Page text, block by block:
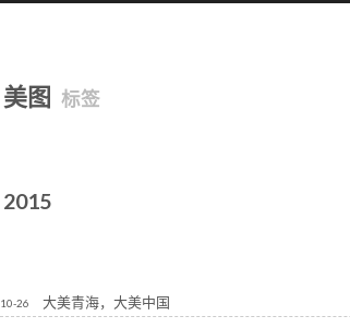
美图 标签
2015
10-26 大美青海，大美中国